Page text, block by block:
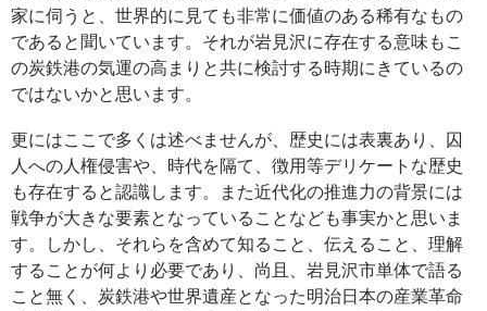
家に伺うと、世界的に見ても非常に価値のある稀有なもの
であると聞いています。それが岩見沢に存在する意味もこ
の炭鉄港の気運の高まりと共に検討する時期にきているの
ではないかと思います。
更にはここで多くは述べませんが、歴史には表裏あり、囚
人への人権侵害や、時代を隔て、徴用等デリケートな歴史
も存在すると認識します。また近代化の推進力の背景には
戦争が大きな要素となっていることなども事実かと思いま
す。しかし、それらを含めて知ること、伝えること、理解
することが何より必要であり、尚且、岩見沢市単体で語る
こと無く、炭鉄港や世界遺産となった明治日本の産業革命